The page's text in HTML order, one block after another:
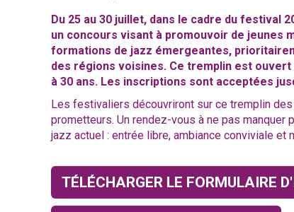
Du 25 au 30 juillet, dans le cadre du festival
un concours visant à promouvoir de jeunes
formations de jazz émergeantes,
des régions voisines. Ce tremplin est ouvert
à 30 ans. Les inscriptions sont acceptées
Les festivaliers découvriront sur ce tremplin
prometteurs. Un rendez-vous à ne pas manquer
jazz actuel : entrée libre, ambiance conviviale et
TÉLÉCHARGER LE FORMULAIRE